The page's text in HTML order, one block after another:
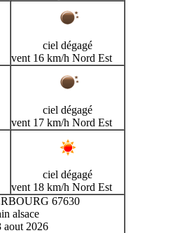
ciel dégagé
vent 16 km/h Nord Est
ciel dégagé
vent 17 km/h Nord Est
ciel dégagé
vent 18 km/h Nord Est
67630
alsace
aout 2026